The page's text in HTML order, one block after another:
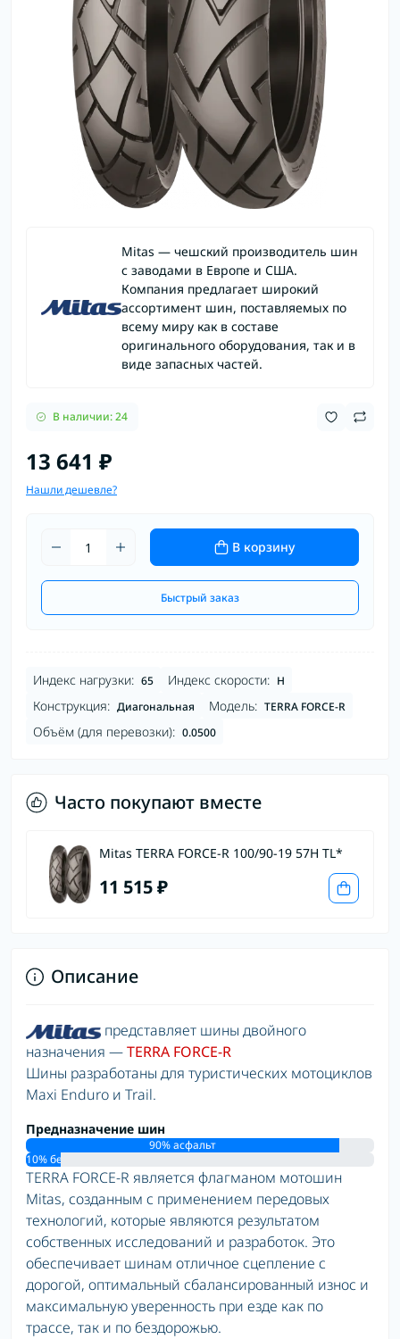
Mitas — чешский производитель шин
с заводами в Европе и США.
Компания предлагает широкий
ассортимент шин, поставляемых по
всему миру как в составе
оригинального оборудования, так и в
виде запасных частей.
В наличии: 24
13 641 ₽
Нашли дешевле?
В корзину
Быстрый заказ
Индекс нагрузки: 65 Индекс скорости: H
Конструкция: Диагональная Модель: TERRA FORCE-R
Объём (для перевозки): 0.0500
Часто покупают вместе
Mitas TERRA FORCE-R 100/90-19 57H TL*
11 515 ₽
Описание
представляет шины двойного
назначения —TERRA FORCE-R
Шины разработаны для туристических мотоциклов
Maxi Enduro и Trail.
Предназначение шин
90% асфальт
10% бездорожье
TERRA FORCE-R является флагманом мотошин
Mitas, созданным с применением передовых
технологий, которые являются результатом
собственных исследований и разработок. Это
обеспечивает шинам отличное сцепление с
дорогой, оптимальный сбалансированный износ и
максимальную уверенность при езде как по
трассе, так и по бездорожью.